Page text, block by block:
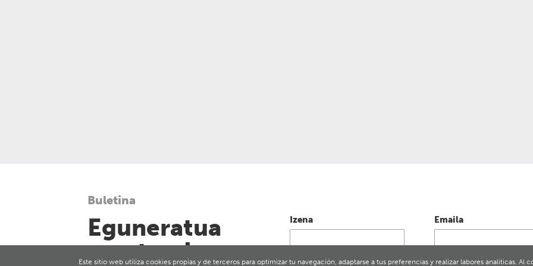
Buletina
Eguneratua
mantendu
Izena Emaila
Este sitio web utiliza cookies propias y de terceros para optimizar tu navegación, adaptarse a tus preferencias y realizar labores analíticas. Al